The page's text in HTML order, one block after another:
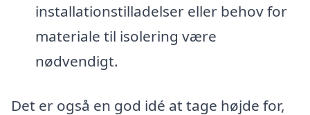
installationstilladelser eller behov for
materiale til isolering være
nødvendigt.
Det er også en god idé at tage højde for,